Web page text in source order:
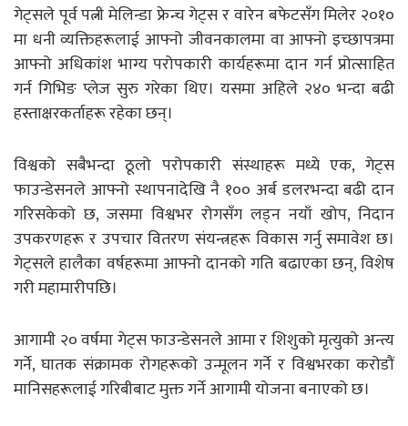
गेट्सले पूर्व पत्नी मेलिन्डा फ्रेन्च गेट्स र वारेन बफेटसँग मिलेर २०१०
मा धनी व्यक्तिहरूलाई आफ्नो जीवनकालमा वा आफ्नो इच्छापत्रमा
आफ्नो अधिकांश भाग्य परोपकारी कार्यहरूमा दान गर्न प्रोत्साहित
गर्न गिभिङ प्लेज सुरु गरेका थिए। यसमा अहिले २४० भन्दा बढी
हस्ताक्षरकर्ताहरू रहेका छन्।
विश्वको सबैभन्दा ठूलो परोपकारी संस्थाहरू मध्ये एक, गेट्स
फाउन्डेसनले आफ्नो स्थापनादेखि नै १०० अर्ब डलरभन्दा बढी दान
गरिसकेको छ, जसमा विश्वभर रोगसँग लड्न नयाँ खोप, निदान
उपकरणहरू र उपचार वितरण संयन्त्रहरू विकास गर्नु समावेश छ।
गेट्सले हालैका वर्षहरूमा आफ्नो दानको गति बढाएका छन्, विशेष
गरी महामारीपछि।
आगामी २० वर्षमा गेट्स फाउन्डेसनले आमा र शिशुको मृत्युको अन्त्य
गर्ने, घातक संक्रामक रोगहरूको उन्मूलन गर्ने र विश्वभरका करोडौं
मानिसहरूलाई गरिबीबाट मुक्त गर्ने आगामी योजना बनाएको छ।